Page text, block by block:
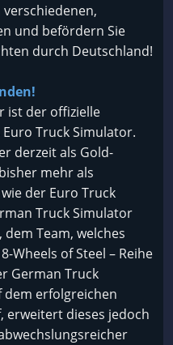
verschiedenen,
und befördern Sie
durch Deutschland!
ist der offizielle
Truck Simulator.
derzeit als Gold-
mehr als
der Euro Truck
Truck Simulator
dem Team, welches
Wheels of Steel – Reihe
German Truck
erfolgreichen
erweitert dieses jedoch